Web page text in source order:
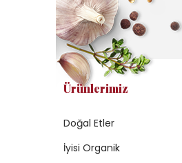
Ürünlerimiz
Doğal Etler
İyisi Organik